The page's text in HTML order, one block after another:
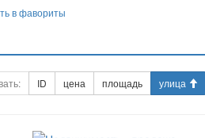
в фавориты
ID цена площадь улица